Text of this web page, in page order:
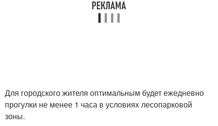
Для городского жителя оптимальным будет ежедневно
прогулки не менее 1 часа в условиях лесопарковой
зоны.